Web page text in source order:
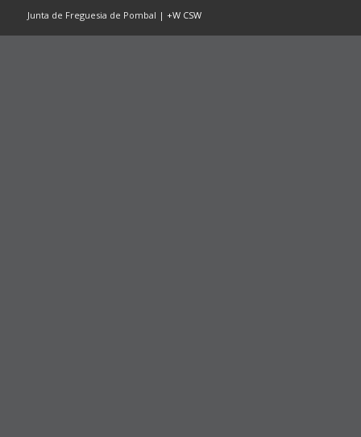
Junta de Freguesia de Pombal | +W CSW